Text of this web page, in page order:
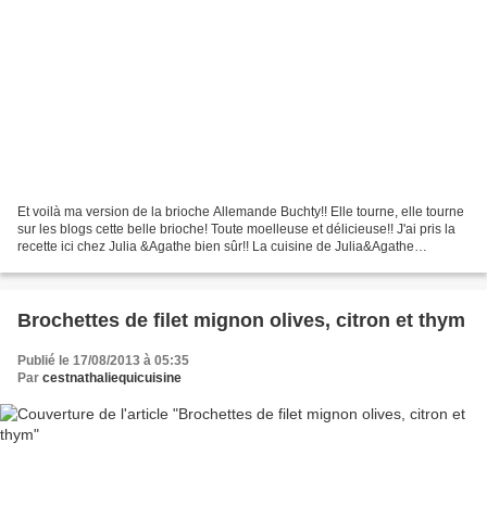
Et voilà ma version de la brioche Allemande Buchty!! Elle tourne, elle tourne
sur les blogs cette belle brioche! Toute moelleuse et délicieuse!! J'ai pris la
recette ici chez Julia &Agathe bien sûr!! La cuisine de Julia&Agathe
Brochettes de filet mignon olives, citron et thym
Publié le 17/08/2013 à 05:35
Par cestnathaliequicuisine